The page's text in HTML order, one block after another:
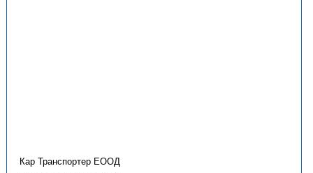
Кар Транспортер ЕООД